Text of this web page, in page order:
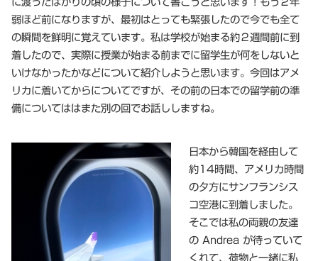
弱ほど前になりますが、最初はとっても緊張したので今でも全て
の瞬間を鮮明に覚えています。私は学校が始まる約２週間前に到
着したので、実際に授業が始まる前までに留学生が何をしないと
いけなかったかなどについて紹介しようと思います。今回はアメ
リカに着いてからについてですが、その前の日本での留学前の準
備についてははまた別の回でお話ししますね。
日本から韓国を経由して
約14時間、アメリカ時間
の夕方にサンフランシス
コ空港に到着しました。
そこでは私の両親の友達
の Andrea が待っていて
くれて、荷物と一緒に私